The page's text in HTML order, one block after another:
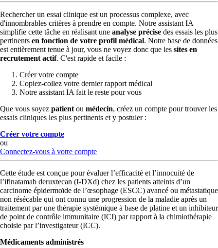
Rechercher un essai clinique est un processus complexe, avec
d'innombrables critères à prendre en compte. Notre assistant IA
simplifie cette tâche en réalisant une analyse précise des essais les plus
pertinents en fonction de votre profil médical. Notre base de données
est entièrement tenue à jour, vous ne voyez donc que les sites en
recrutement actif. C'est rapide et facile :
Créer votre compte
Copiez-collez votre dernier rapport médical
Notre assistant IA fait le reste pour vous
Que vous soyez patient ou médecin, créez un compte pour trouver les
essais cliniques les plus pertinents et y postuler :
Créer votre compte
ou
Connectez-vous à votre compte
Cette étude est conçue pour évaluer l’efficacité et l’innocuité de
l’ifinatamab deruxtecan (I-DXd) chez les patients atteints d’un
carcinome épidermoïde de l’œsophage (ESCC) avancé ou métastatique
non résécable qui ont connu une progression de la maladie après un
traitement par une thérapie systémique à base de platine et un inhibiteur
de point de contrôle immunitaire (ICI) par rapport à la chimiothérapie
choisie par l’investigateur (ICC).
Médicaments administrés